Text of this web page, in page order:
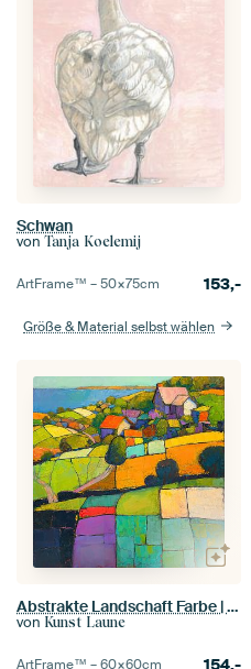
Schwan
von Tanja Koelemij
ArtFrame™ –50×75cm 153,-
Größe & Material selbst wählen
Abstrakte Landschaft Farbe | Mosaik Felder Horizont
von Kunst Laune
ArtFrame™ –60×60cm 154,-